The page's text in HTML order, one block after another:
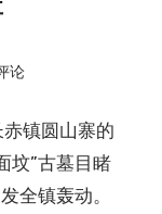
论
镇圆山寨的
坟”古墓目睹
全镇轰动。